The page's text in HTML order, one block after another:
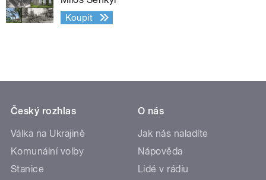
Koupit
Český rozhlas
Válka na Ukrajině
Komunální volby
Stanice
O nás
Jak nás naladíte
Nápověda
Lidé v rádiu